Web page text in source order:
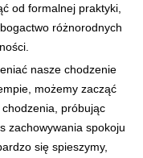
od formalnej praktyki,
różnorodnych
nasze chodzenie
możemy zacząć
próbując
zachowywania spokoju
się spieszymy,